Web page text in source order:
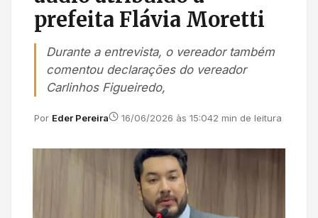
prefeita Flávia Moretti
Durante a entrevista, o vereador também
comentou declarações do vereador
Carlinhos Figueiredo,
Por Eder Pereira 16/06/2026 às 15:042 min de leitura